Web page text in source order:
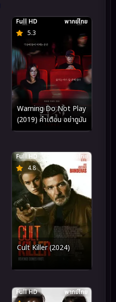
5.3
Full HD พากย์ไทย
Warning Do Not Play
(2019) คำเตือน อย่าดูมัน
4.8
Full HD ซับไทย
Cult Killer (2024)
Full HD พากย์ไทย